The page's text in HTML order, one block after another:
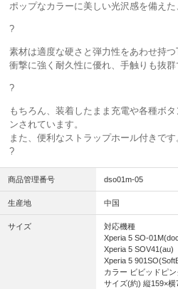
ポップなカラーに美しい光沢感を備えた
?
素材は適度な硬さと弾力性をあわせ持つ
衝撃に強く耐久性に優れ、手触りも抜群
?
もちろん、装着したまま充電や各種ボ
ンされています。
また、便利なストラップホール付きです
?
商品管理番号 dso01m-05
生産地 中国
サイズ
対応機種
Xperia 5 SO-
Xperia 5 SOV41(au)
Xperia 5
カラー ビビッドピ
サイズ(約) 縦159×横